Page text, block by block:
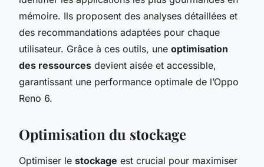
mémoire. Ils proposent des analyses détaillées et
des recommandations adaptées pour chaque
utilisateur. Grâce à ces outils, une optimisation
des ressources devient aisée et accessible,
garantissant une performance optimale de l’Oppo
Reno 6.
Optimisation du stockage
Optimiser le stockage est crucial pour maximiser